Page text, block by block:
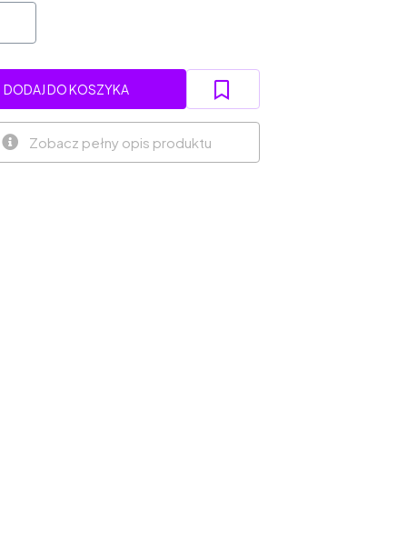
DODAJ DO KOSZYKA
Zobacz pełny opis produktu